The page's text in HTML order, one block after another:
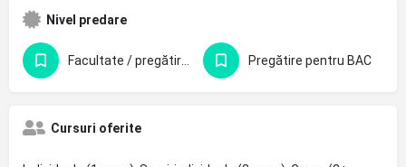
Nivel predare
Pregătire pentru BAC
Cursuri oferite